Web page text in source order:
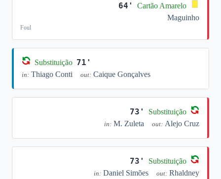
64'
Cartão Amarelo
Maguinho
Foul
Substituição 71'
in: Thiago Conti out: Caique Gonçalves
73' Substituição
in: M. Zuleta out: Alejo Cruz
73' Substituição
in: Daniel Simões out: Rhaldney